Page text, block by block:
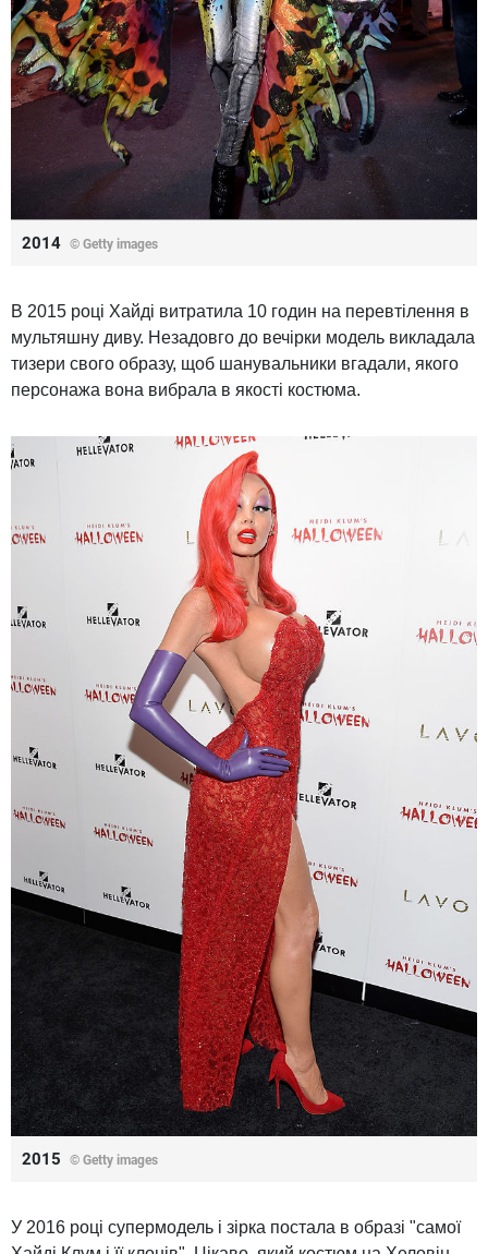
2014 © Getty images
В 2015 році Хайді витратила 10 годин на перевтілення в
мультяшну диву. Незадовго до вечірки модель викладала
тизери свого образу, щоб шанувальники вгадали, якого
персонажа вона вибрала в якості костюма.
2015 © Getty images
У 2016 році супермодель і зірка постала в образі "самої